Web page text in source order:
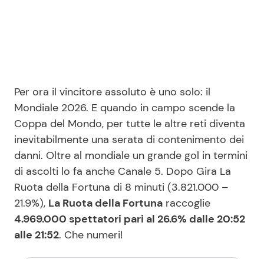
Per ora il vincitore assoluto è uno solo: il
Mondiale 2026. E quando in campo scende la
Coppa del Mondo, per tutte le altre reti diventa
inevitabilmente una serata di contenimento dei
danni. Oltre al mondiale un grande gol in termini
di ascolti lo fa anche Canale 5. Dopo Gira La
Ruota della Fortuna di 8 minuti (3.821.000 –
21.9%), La Ruota della Fortuna raccoglie
4.969.000 spettatori pari al 26.6% dalle 20:52
alle 21:52. Che numeri!